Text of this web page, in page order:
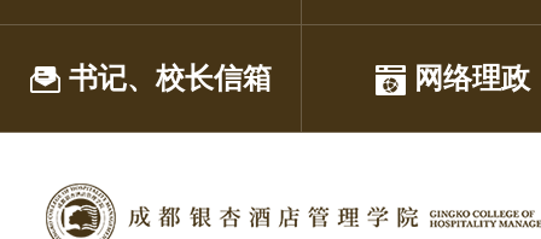
书记、校长信箱 网络理政